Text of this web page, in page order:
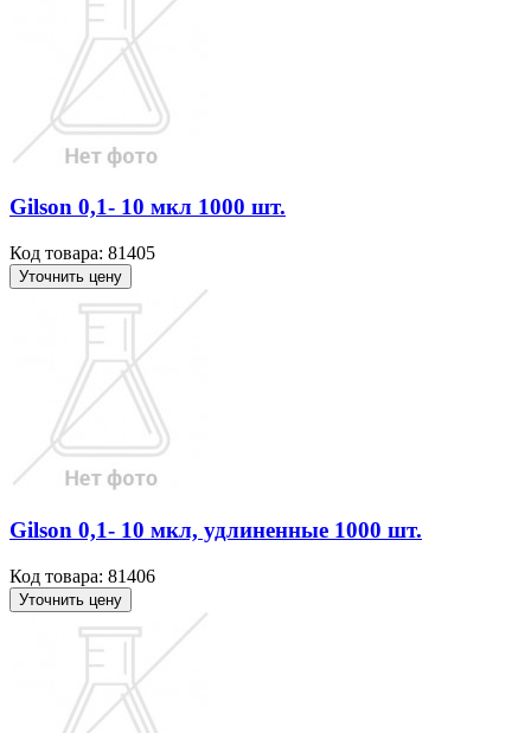
Gilson 0,1- 10 мкл 1000 шт.
Код товара: 81405
Уточнить цену
Gilson 0,1- 10 мкл, удлиненные 1000 шт.
Код товара: 81406
Уточнить цену